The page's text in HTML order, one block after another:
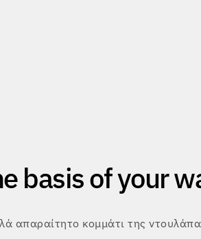
basis of your
απαραίτητο κομμάτι της